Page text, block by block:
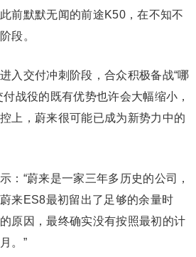
前默默无闻的前途K50，在不知不
段。
入交付冲刺阶段，合众积极备战“哪
战役的既有优势也许会大幅缩小，
上，蔚来很可能已成为新势力中的
：“蔚来是一家三年多历史的公司，
来ES8最初留出了足够的余量时
原因，最终确实没有按照最初的计
。”